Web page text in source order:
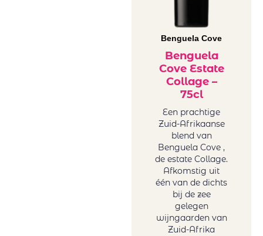
Benguela Cove
Benguela
Cove Estate
Collage –
75cl
Een prachtige
Zuid-Afrikaanse
blend van
Benguela Cove ,
de estate Collage.
Afkomstig uit
één van de dichts
bij de zee
gelegen
wijngaarden van
Zuid-Afrika